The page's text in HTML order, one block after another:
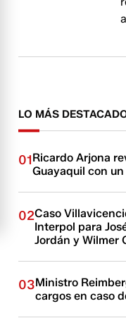
LO MÁS
01Ricardo Arjona
Guayaquil con
02Caso
Interpol para
Jordán y Wilmer
03Ministro
cargos en caso